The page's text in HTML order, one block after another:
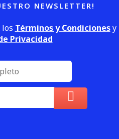
NEWSLETTER!
los Términos y Condicionesy
Privacidad